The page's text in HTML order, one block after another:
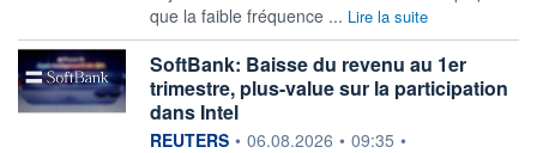
que la faible fréquence ... Lire la suite
SoftBank: Baisse du revenu au 1er
trimestre, plus-value sur la participation
dans Intel
information fournie par
REUTERS • 06.08.2026 • 09:35 •